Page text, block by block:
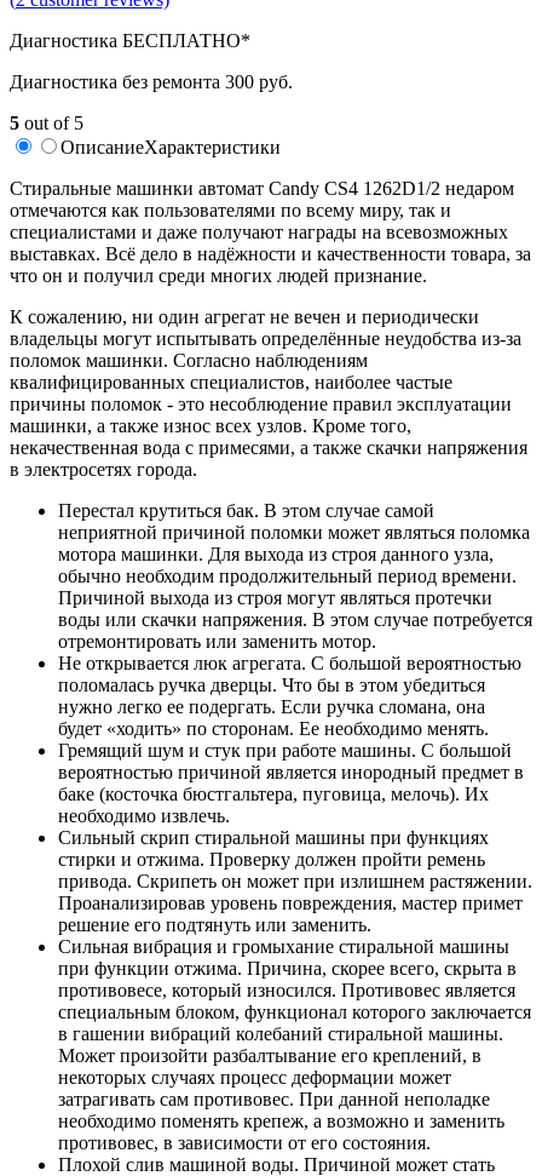
Диагностика БЕСПЛАТНО*
Диагностика без ремонта 300 руб.
5 out of 5
ОписаниеХарактеристики
Стиральные машинки автомат Candy CS4 1262D1/2 недаром
отмечаются как пользователями по всему миру, так и
специалистами и даже получают награды на всевозможных
выставках. Всё дело в надёжности и качественности товара, за
что он и получил среди многих людей признание.
К сожалению, ни один агрегат не вечен и периодически
владельцы могут испытывать определённые неудобства из-за
поломок машинки. Согласно наблюдениям
квалифицированных специалистов, наиболее частые
причины поломок - это несоблюдение правил эксплуатации
машинки, а также износ всех узлов. Кроме того,
некачественная вода с примесями, а также скачки напряжения
в электросетях города.
Перестал крутиться бак. В этом случае самой
неприятной причиной поломки может являться поломка
мотора машинки. Для выхода из строя данного узла,
обычно необходим продолжительный период времени.
Причиной выхода из строя могут являться протечки
воды или скачки напряжения. В этом случае потребуется
отремонтировать или заменить мотор.
Не открывается люк агрегата. С большой вероятностью
поломалась ручка дверцы. Что бы в этом убедиться
нужно легко ее подергать. Если ручка сломана, она
будет «ходить» по сторонам. Ее необходимо менять.
Гремящий шум и стук при работе машины. С большой
вероятностью причиной является инородный предмет в
баке (косточка бюстгальтера, пуговица, мелочь). Их
необходимо извлечь.
Сильный скрип стиральной машины при функциях
стирки и отжима. Проверку должен пройти ремень
привода. Скрипеть он может при излишнем растяжении.
Проанализировав уровень повреждения, мастер примет
решение его подтянуть или заменить.
Сильная вибрация и громыхание стиральной машины
при функции отжима. Причина, скорее всего, скрыта в
противовесе, который износился. Противовес является
специальным блоком, функционал которого заключается
в гашении вибраций колебаний стиральной машины.
Может произойти разбалтывание его креплений, в
некоторых случаях процесс деформации может
затрагивать сам противовес. При данной неполадке
необходимо поменять крепеж, а возможно и заменить
противовес, в зависимости от его состояния.
Плохой слив машиной воды. Причиной может стать